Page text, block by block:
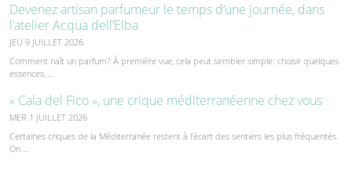
Devenez artisan parfumeur le temps d’une journée, dans
l’atelier Acqua dell’Elba
JEU 9 JUILLET 2026
Comment naît un parfum? À première vue, cela peut sembler simple: choisir quelques
essences, …
« Cala del Fico », une crique méditerranéenne chez vous
MER 1 JUILLET 2026
Certaines criques de la Méditerranée restent à l'écart des sentiers les plus fréquentés.
On …